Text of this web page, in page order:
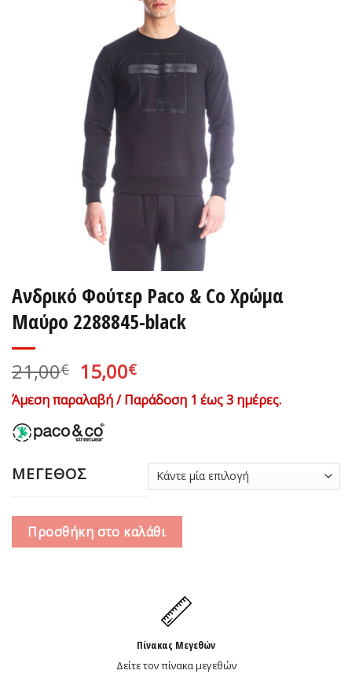
Ανδρικό Φούτερ Paco & Co Χρώμα
Μαύρο 2288845-black
21,00€ Original
price
was:
21,00€.
15,00€Η
τρέχουσα
τιμή
Άμεση παραλαβή / Παράδοση 1 έως 3 ημέρες.
ΜΕΓΕΘΟΣ
Προσθήκη στο καλάθι
Πίνακας Μεγεθών
Δείτε τον πίνακα μεγεθών